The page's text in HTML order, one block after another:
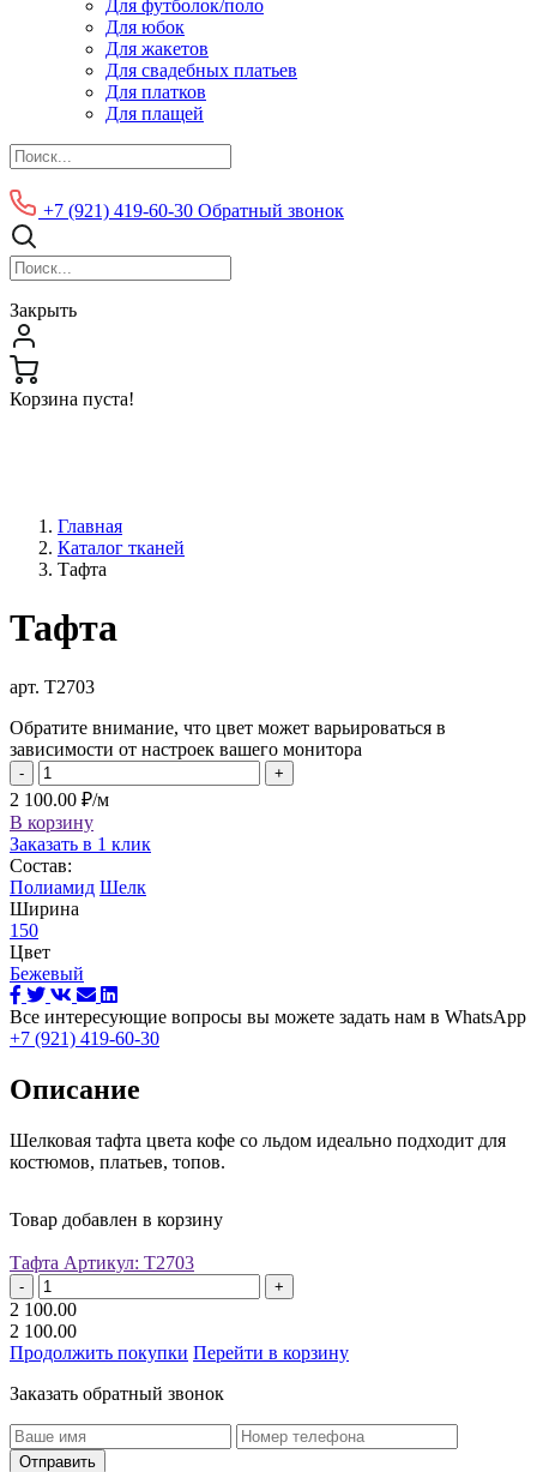
Для футболок/поло
Для юбок
Для жакетов
Для свадебных платьев
Для платков
Для плащей
+7 (921) 419-60-30 Обратный звонок
Закрыть
Корзина пуста!
Главная
Каталог тканей
Тафта
Тафта
арт. Т2703
Обратите внимание, что цвет может варьироваться в
зависимости от настроек вашего монитора
- +
2 100.00 ₽/м
В корзину
Заказать в 1 клик
Состав:
Полиамид Шелк
Ширина
150
Цвет
Бежевый
Все интересующие вопросы вы можете задать нам в WhatsApp
+7 (921) 419-60-30
Описание
Шелковая тафта цвета кофе со льдом идеально подходит для
костюмов, платьев, топов.
Товар добавлен в корзину
Тафта Артикул: Т2703
- +
2 100.00
2 100.00
Продолжить покупки Перейти в корзину
Заказать обратный звонок
Отправить